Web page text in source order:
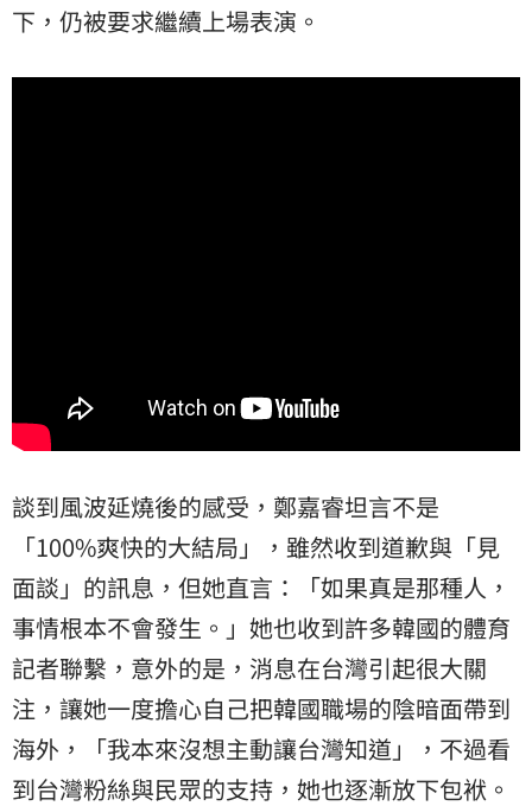
下，仍被要求繼續上場表演。
談到風波延燒後的感受，鄭嘉睿坦言不是
「100%爽快的大結局」，雖然收到道歉與「見
面談」的訊息，但她直言：「如果真是那種人，
事情根本不會發生。」她也收到許多韓國的體育
記者聯繫，意外的是，消息在台灣引起很大關
注，讓她一度擔心自己把韓國職場的陰暗面帶到
海外，「我本來沒想主動讓台灣知道」，不過看
到台灣粉絲與民眾的支持，她也逐漸放下包袱。